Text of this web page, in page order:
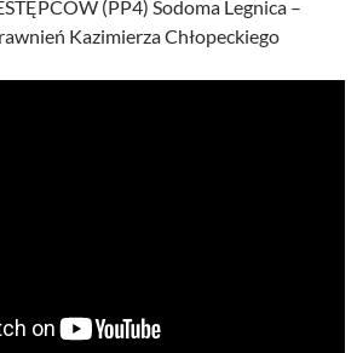
(PP4) Sodoma Legnica –
Kazimierza Chłopeckiego